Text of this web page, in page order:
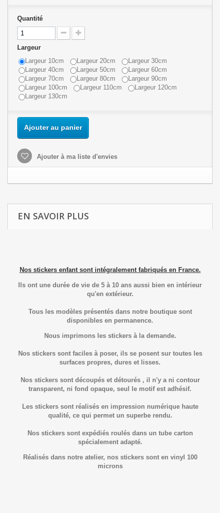
Quantité
Largeur
Largeur 10cm
Largeur 20cm
Largeur 30cm
Largeur 40cm
Largeur 50cm
Largeur 60cm
Largeur 70cm
Largeur 80cm
Largeur 90cm
Largeur 100cm
Largeur 110cm
Largeur 120cm
Largeur 130cm
Ajouter au panier
Ajouter à ma liste d'envies
EN SAVOIR PLUS
Nos stickers enfant sont intégralement fabriqués en France.
Ils ont une durée de vie de 5 à 10 ans aussi bien en intérieur
qu'en extérieur.
Tous les modèles présentés dans notre boutique sont
disponibles en permanence.
Nous imprimons les stickers à la demande.
Nos stickers sont faciles à poser, ils se posent sur toutes les
surfaces propres, dures et lisses.
Nos stickers sont découpés et détourés , il n'y a ni contour
transparent, ni fond opaque, seul le motif est adhésif.
Les stickers sont réalisés en impression numérique haute
qualité, ce qui permet un superbe rendu.
Nos stickers sont expédiés roulés dans un tube carton
spécialement adapté.
Réalisés dans notre atelier, nos stickers sont en vinyl 100
microns